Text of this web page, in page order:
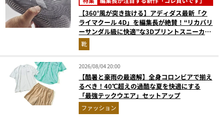
【360°風が突き抜ける】アディダス最新「ク
ライマクール 4D」を編集長が絶賛！“リカバリ
ーサンダル級に快適”な3Dプリントスニーカー
『コレ買いです』Vol.173
靴
2026/08/04 20:00
【酷暑と豪雨の最適解】全身コロンビアで揃え
るべき！40℃超えの過酷な夏を快適にする
「最強テックウエア」セットアップ
ファッション